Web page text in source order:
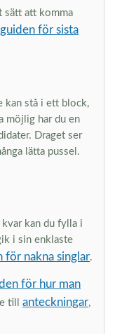
sätt att komma
guiden för sista
kan stå i ett block,
möjlig har du en
Draget ser
lätta pussel.
kvar kan du fylla i
i sin enklaste
för nakna singlar.
för hur man
till anteckningar,